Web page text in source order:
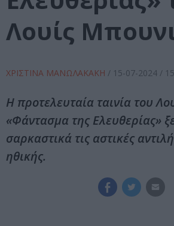
Λουίς
ΧΡΙΣΤΙΝΑ ΜΑΝΩΛΑΚΑΚΗ / 15-07-2024 /
Η προτελευταία ταινία του
«Φάντασμα της Ελευθερίας»
σαρκαστικά τις αστικές
ηθικής.